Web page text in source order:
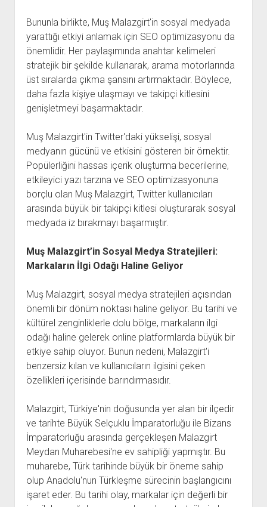
Bununla birlikte, Muş Malazgirt'in sosyal medyada
yarattığı etkiyi anlamak için SEO optimizasyonu da
önemlidir. Her paylaşımında anahtar kelimeleri
stratejik bir şekilde kullanarak, arama motorlarında
üst sıralarda çıkma şansını artırmaktadır. Böylece,
daha fazla kişiye ulaşmayı ve takipçi kitlesini
genişletmeyi başarmaktadır.
Muş Malazgirt'in Twitter'daki yükselişi, sosyal
medyanın gücünü ve etkisini gösteren bir örnektir.
Popülerliğini hassas içerik oluşturma becerilerine,
etkileyici yazı tarzına ve SEO optimizasyonuna
borçlu olan Muş Malazgirt, Twitter kullanıcıları
arasında büyük bir takipçi kitlesi oluşturarak sosyal
medyada iz bırakmayı başarmıştır.
Muş Malazgirt’in Sosyal Medya Stratejileri:
Markaların İlgi Odağı Haline Geliyor
Muş Malazgirt, sosyal medya stratejileri açısından
önemli bir dönüm noktası haline geliyor. Bu tarihi ve
kültürel zenginliklerle dolu bölge, markaların ilgi
odağı haline gelerek online platformlarda büyük bir
etkiye sahip oluyor. Bunun nedeni, Malazgirt'i
benzersiz kılan ve kullanıcıların ilgisini çeken
özellikleri içerisinde barındırmasıdır.
Malazgirt, Türkiye'nin doğusunda yer alan bir ilçedir
ve tarihte Büyük Selçuklu İmparatorluğu ile Bizans
İmparatorluğu arasında gerçekleşen Malazgirt
Meydan Muharebesi'ne ev sahipliği yapmıştır. Bu
muharebe, Türk tarihinde büyük bir öneme sahip
olup Anadolu'nun Türkleşme sürecinin başlangıcını
işaret eder. Bu tarihi olay, markalar için değerli bir